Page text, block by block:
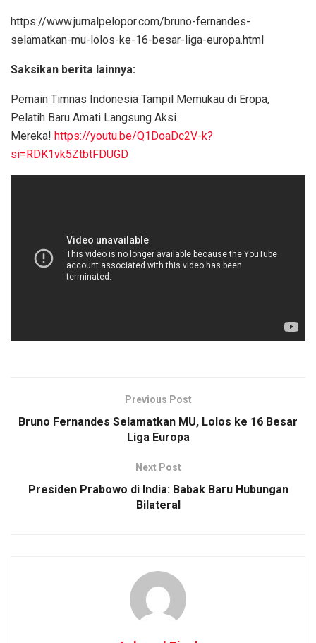
https://www.jurnalpelopor.com/bruno-fernandes-
selamatkan-mu-lolos-ke-16-besar-liga-europa.html
Saksikan berita lainnya:
Pemain Timnas Indonesia Tampil Memukau di Eropa,
Pelatih Baru Amati Langsung Aksi
Mereka! https://youtu.be/Q1DoaDc2V-k?
si=RDK1vk5ZtbtFDUGD
Previous Post
Bruno Fernandes Selamatkan MU, Lolos ke 16 Besar
Liga Europa
Next Post
Presiden Prabowo di India: Babak Baru Hubungan
Bilateral